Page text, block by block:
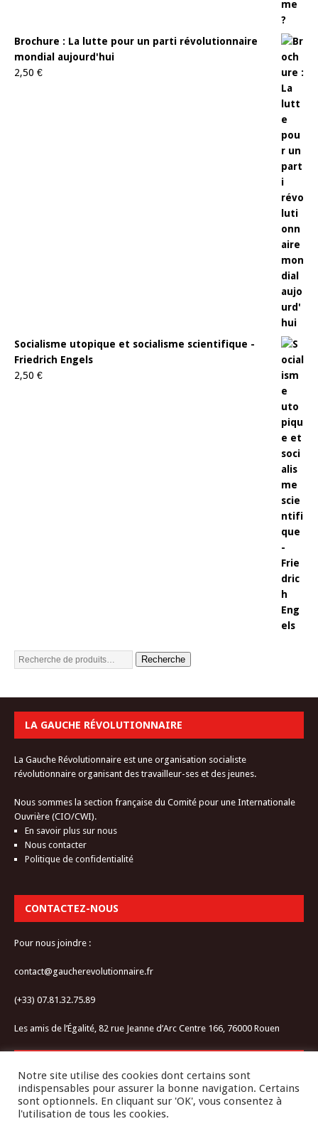
Brochure : La lutte pour un parti révolutionnaire
mondial aujourd'hui
2,50 €
Socialisme utopique et socialisme scientifique -
Friedrich Engels
2,50 €
Recherche
LA GAUCHE RÉVOLUTIONNAIRE
La Gauche Révolutionnaire est une organisation socialiste
révolutionnaire organisant des travailleur-ses et des jeunes.
Nous sommes la section française du Comité pour une Internationale
Ouvrière (CIO/CWI).
En savoir plus sur nous
Nous contacter
Politique de confidentialité
CONTACTEZ-NOUS
Pour nous joindre :
contact@gaucherevolutionnaire.fr
(+33) 07.81.32.75.89
Les amis de l’Égalité, 82 rue Jeanne d’Arc Centre 166, 76000 Rouen
Notre site utilise des cookies dont certains sont
indispensables pour assurer la bonne navigation. Certains
sont optionnels. En cliquant sur 'OK', vous consentez à
l'utilisation de tous les cookies.